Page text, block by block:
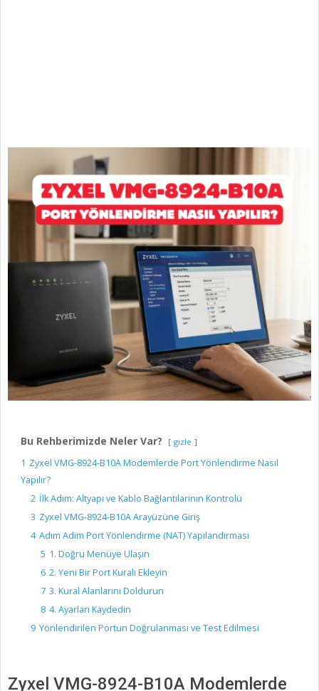
Bu Rehberimizde Neler Var? gizle
1 Zyxel VMG-8924-B10A Modemlerde Port Yönlendirme Nasıl
Yapılır?
2 İlk Adım: Altyapı ve Kablo Bağlantılarının Kontrolü
3 Zyxel VMG-8924-B10A Arayüzüne Giriş
4 Adım Adım Port Yönlendirme (NAT) Yapılandırması
5 1. Doğru Menüye Ulaşın
6 2. Yeni Bir Port Kuralı Ekleyin
7 3. Kural Alanlarını Doldurun
8 4. Ayarları Kaydedin
9 Yönlendirilen Portun Doğrulanması ve Test Edilmesi
Zyxel VMG-8924-B10A Modemlerde